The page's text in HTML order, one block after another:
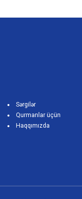
Sərgilər
Qurmanlar üçün
Haqqımızda